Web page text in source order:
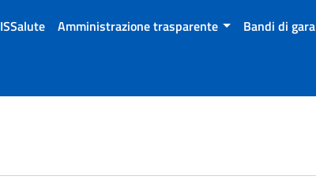
ISSalute Amministrazione trasparente Bandi di gara